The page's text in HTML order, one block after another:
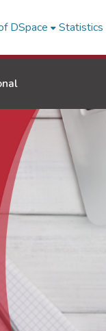
DSpace Statistics